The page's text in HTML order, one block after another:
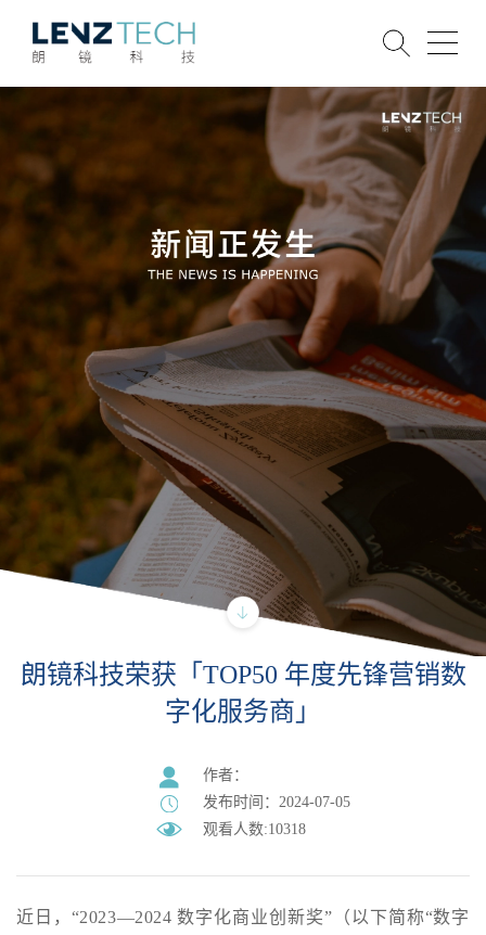
朗镜科技荣获「TOP50 年度先锋营销数
字化服务商」
作者：
发布时间：2024-07-05
观看人数:10318
近日，“2023—2024 数字化商业创新奖”（以下简称“数字